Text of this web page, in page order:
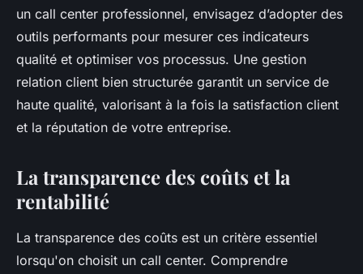
un call center professionnel, envisagez d’adopter des
outils performants pour mesurer ces indicateurs
qualité et optimiser vos processus. Une gestion
relation client bien structurée garantit un service de
haute qualité, valorisant à la fois la satisfaction client
et la réputation de votre entreprise.
La transparence des coûts et la
rentabilité
La transparence des coûts est un critère essentiel
lorsqu'on choisit un call center. Comprendre